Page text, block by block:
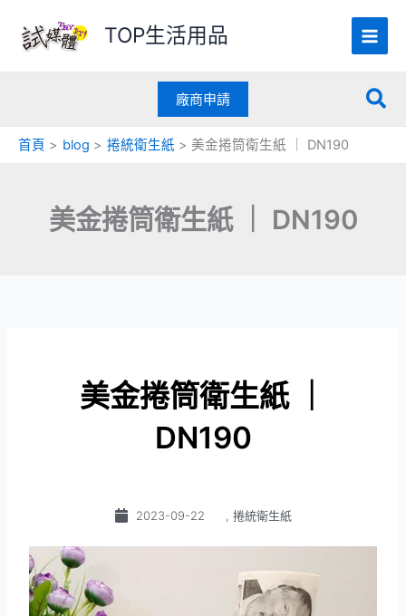
要
TOP生活用品
廠商申請
搜
尋
首頁 blog 捲統衛生紙 美金捲筒衛生紙 ｜ DN190
美金捲筒衛生紙 ｜ DN190
美金捲筒衛生紙 ｜
DN190
2023-09-22 捲統衛生紙